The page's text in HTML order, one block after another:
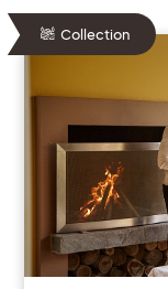
Collection